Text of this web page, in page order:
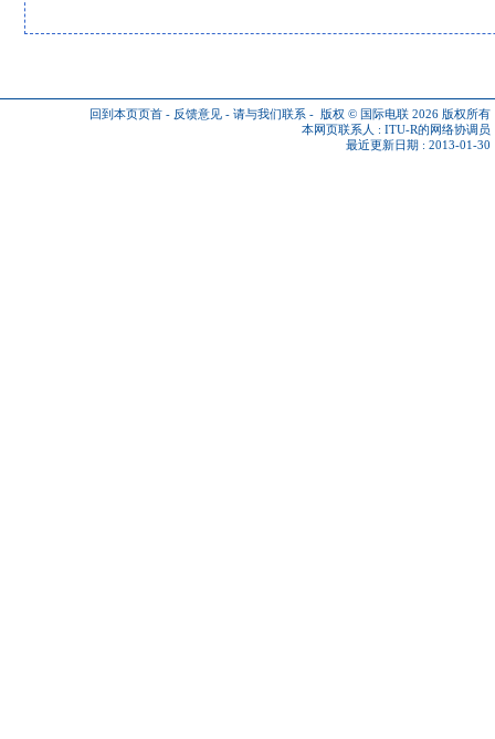
回到本页页首 - 反馈意见 - 请与我们联系 - 版权 © 国际电联 2026 版权所有
本网页联系人 : ITU-R的网络协调员
最近更新日期 : 2013-01-30